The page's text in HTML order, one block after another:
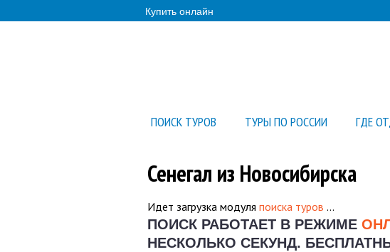
Купить онлайн
ПОИСК ТУРОВ ТУРЫ ПО РОССИИ ГДЕ
Сенегал из Новосибирска
Идет загрузка модуля поиска туров …
ПОИСК РАБОТАЕТ В РЕЖИМЕ
НЕСКОЛЬКО СЕКУНД.